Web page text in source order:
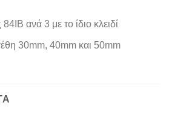
ανά 3 με το ίδιο κλειδί
30mm, 40mm και 50mm